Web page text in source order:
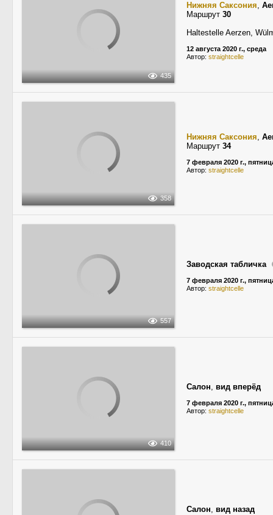
435
Нижняя Саксония,
Маршрут 30
Haltestelle Aerzen,
12 августа 2020 г., среда
Автор: straightcelle
358
Нижняя Саксония,
Маршрут 34
7 февраля 2020 г.,
Автор: straightcelle
557
Заводская табличка
7 февраля 2020 г.,
Автор: straightcelle
410
Салон, вид вперёд
7 февраля 2020 г.,
Автор: straightcelle
Салон, вид назад